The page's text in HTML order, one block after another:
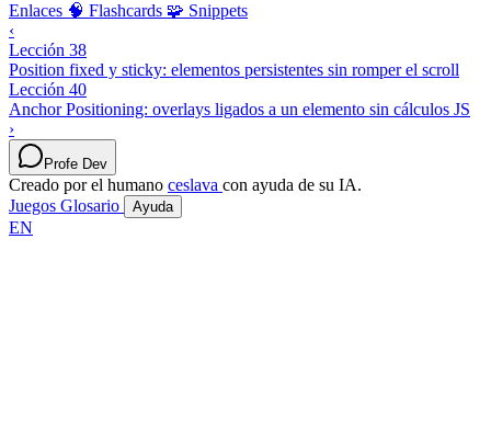
Enlaces 🧠 Flashcards 🧩 Snippets
‹
Lección 38
Position fixed y sticky: elementos persistentes sin romper el scroll
Lección 40
Anchor Positioning: overlays ligados a un elemento sin cálculos JS
›
Profe Dev
Creado por el humano ceslava con ayuda de su IA.
Juegos Glosario Ayuda
EN